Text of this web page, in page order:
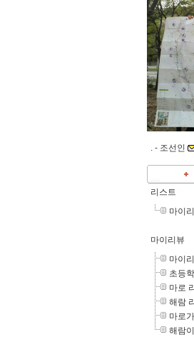
. - 조선인
리스트
마이
마이리뷰
마이
초등
마로
해람
마로
해람